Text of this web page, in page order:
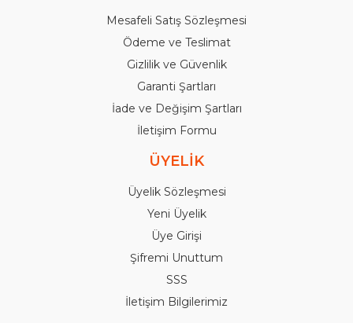
Mesafeli Satış Sözleşmesi
Ödeme ve Teslimat
Gizlilik ve Güvenlik
Garanti Şartları
İade ve Değişim Şartları
İletişim Formu
ÜYELİK
Üyelik Sözleşmesi
Yeni Üyelik
Üye Girişi
Şifremi Unuttum
SSS
İletişim Bilgilerimiz